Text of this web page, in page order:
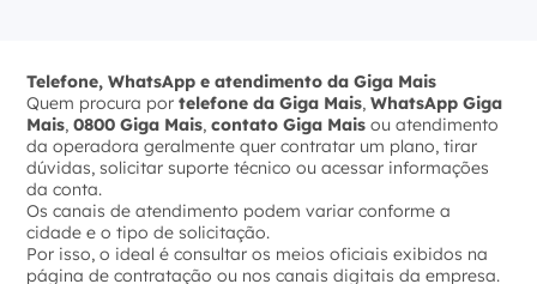
Telefone, WhatsApp e atendimento da Giga Mais
Quem procura portelefone da Giga Mais,WhatsApp Giga
Mais,0800 Giga Mais,contato Giga Mais ou atendimento
da operadora geralmente quer contratar um plano, tirar
dúvidas, solicitar suporte técnico ou acessar informações
da conta.
Os canais de atendimento podem variar conforme a
cidade e o tipo de solicitação.
Por isso, o ideal é consultar os meios oficiais exibidos na
página de contratação ou nos canais digitais da empresa.